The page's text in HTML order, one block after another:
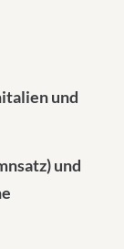
und
und